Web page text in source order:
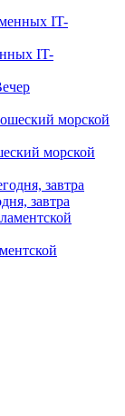
IT-
морской
завтра